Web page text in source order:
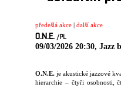
předešlá akce | další akce
O.N.E. /PL
09/03/2026 20:30, Jazz
O.N.E. je akustické jazzové
hierarchie – čtyři osobnosti,